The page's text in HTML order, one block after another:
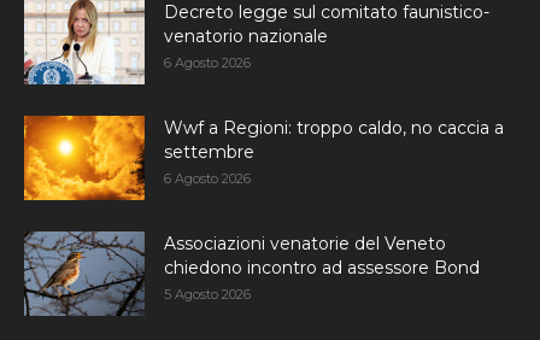
Decreto legge sul comitato faunistico-
venatorio nazionale
6 Agosto 2026
Wwf a Regioni: troppo caldo, no caccia a
settembre
6 Agosto 2026
Associazioni venatorie del Veneto
chiedono incontro ad assessore Bond
5 Agosto 2026